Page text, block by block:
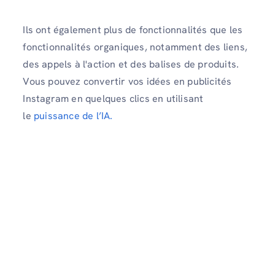
Ils ont également plus de fonctionnalités que les
fonctionnalités organiques, notamment des liens,
des appels à l'action et des balises de produits.
Vous pouvez convertir vos idées en publicités
Instagram en quelques clics en utilisant
le puissance de l’IA.